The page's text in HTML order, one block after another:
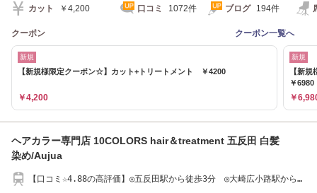
カット ￥4,200 口コミ 1072件 ブログ 194件
クーポン クーポン一覧へ
新規
【新規様限定クーポン☆】カット+トリートメント ￥4200
￥4,200
新規
【新
￥6980
￥
ヘアカラー専門店 10COLORS hair＆treatment 五反田 白髪
染め/Aujua
【口コミ☆4.88の高評価】◎五反田駅から徒歩3分 ◎大崎広小路駅から徒